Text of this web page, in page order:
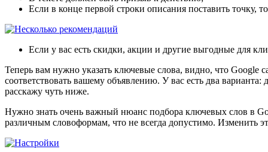
Если в конце первой строки описания поставить точку,
Если у вас есть скидки, акции и другие выгодные для
Теперь вам нужно указать ключевые слова, видно, что
соответствовать вашему объявлению. У вас есть два
расскажу чуть ниже.
Нужно знать очень важный нюанс подбора ключевых слов в
различным словоформам, что не всегда допустимо. Изменить